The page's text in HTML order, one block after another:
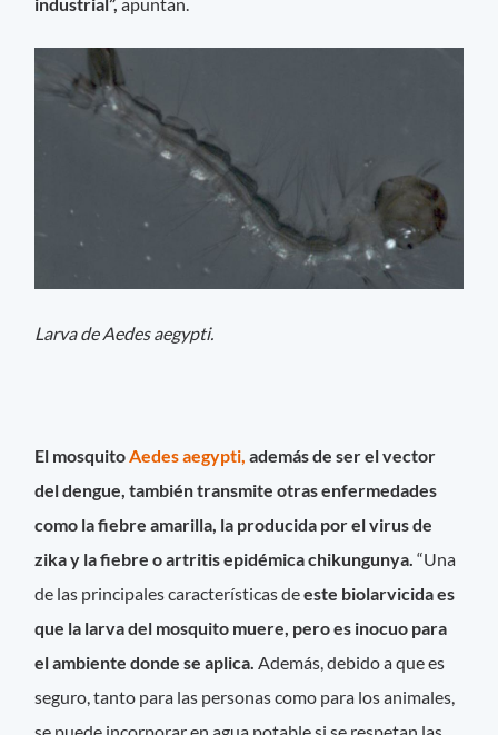
Larva de Aedes aegypti.
El mosquitoAedes aegypti, además de ser el vector
del dengue, también transmite otras enfermedades
como la fiebre amarilla, la producida por el virus de
zika y la fiebre o artritis epidémica chikungunya.“Una
de las principales características deeste biolarvicida es
que la larva del mosquito muere, pero es inocuo para
el ambiente donde se aplica.Además, debido a que es
seguro, tanto para las personas como para los animales,